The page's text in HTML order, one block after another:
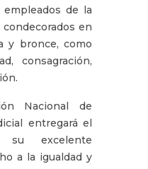
de la
condecorados en
y bronce, como
consagración,
Nacional de
entregará el
su excelente
a la igualdad y